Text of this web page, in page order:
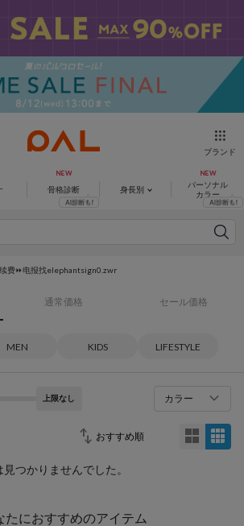
ブランド
骨格診断 身長別
パーソナル
カラー
费⏩️电报找elephantsign0.zwr
通常価格 セール価格
MEN KIDS LIFESTYLE
上限なし カラー
つかりませんでした。
たにおすすめのアイテム